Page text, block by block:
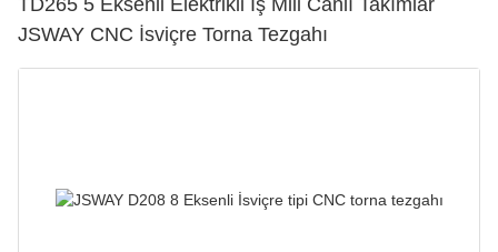
JSWAY CNC İsviçre Torna Tezgahı